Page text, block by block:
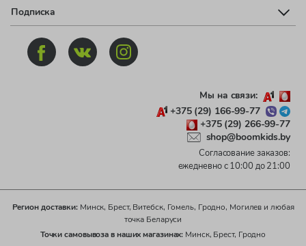
Подписка
Мы на связи:
+375 (29) 166-99-77
+375 (29) 266-99-77
shop@boomkids.by
Согласование заказов:
ежедневно с 10:00 до 21:00
Регион доставки:Минск, Брест, Витебск, Гомель, Гродно, Могилев и любая
точка Беларуси
Точки самовывоза в наших магазинах: Минск, Брест, Гродно